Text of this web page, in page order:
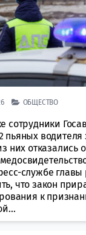
ОБЩЕСТВО
сотрудники
пьяных водителя
них отказались
службе главы
что закон
к